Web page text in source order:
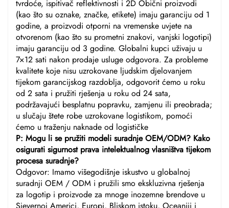
tvrdoće, ispitivač reflektivnosti i 2D Obični proizvodi
(kao što su oznake, značke, etikete) imaju garanciju od 1
godine, a proizvodi otporni na vremenske uvjete na
otvorenom (kao što su prometni znakovi, vanjski logotipi)
imaju garanciju od 3 godine. Globalni kupci uživaju u
7×12 sati nakon prodaje usluge odgovora. Za probleme
kvalitete koje nisu uzrokovane ljudskim djelovanjem
tijekom garancijskog razdoblja, odgovorit ćemo u roku
od 2 sata i pružiti rješenja u roku od 24 sata,
podržavajući besplatnu popravku, zamjenu ili preobrada;
u slučaju štete robe uzrokovane logistikom, pomoći
ćemo u traženju naknade od logističke
P: Mogu li se pružiti modeli suradnje OEM/ODM? Kako
osigurati sigurnost prava intelektualnog vlasništva tijekom
procesa suradnje?
Odgovor: Imamo višegodišnje iskustvo u globalnoj
suradnji OEM / ODM i pružili smo ekskluzivna rješenja
za logotip i proizvode za mnoge inozemne brendove u
Sjevernoj Americi, Europi, Bliskom istoku, Oceaniji i